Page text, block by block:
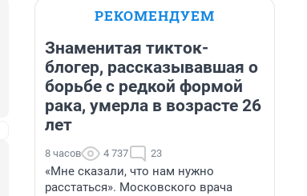
РЕКОМЕНДУЕМ
Знаменитая тикток-
блогер, рассказывавшая о
борьбе с редкой формой
рака, умерла в возрасте 26
лет
8 часов 4 737 23
«Мне сказали, что нам нужно
расстаться». Московского врача